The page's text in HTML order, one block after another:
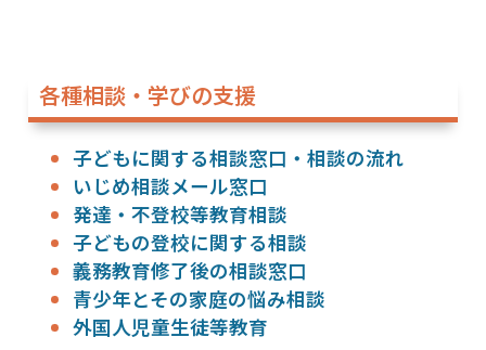
各種相談・学びの支援
子どもに関する相談窓口・相談の流れ
いじめ相談メール窓口
発達・不登校等教育相談
子どもの登校に関する相談
義務教育修了後の相談窓口
青少年とその家庭の悩み相談
外国人児童生徒等教育